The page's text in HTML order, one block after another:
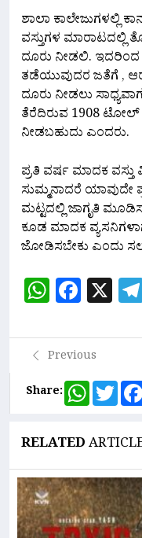
ಶಾಲಾ ಕಾಲೇಜುಗಳಲ್ಲಿ
ವಸ್ತುಗಳ ಮಾರಾಟದಲ್ಲಿ
ದೂರು ನೀಡಲಿ. ಇದರಿಂದ
ತಡೆಯುವುದರ ಜತೆಗೆ ,
ದೂರು ನೀಡಲು
ತೆರೆದಿರುವ 1908 ಟೋಲ್‌
ನೀಡಬಹುದು ಎಂದರು.
ಪ್ರತಿ ವರ್ಷ ಮಾದಕ
ಸುಮ್ಮನಾದರೆ ಯಾವುದೇ
ಮಟ್ಟದಲ್ಲಿ ಜಾಗೃತಿ
ಕೂಡ ಮಾದಕ
ಜೋಡಿಸಬೇಕು ಎಂದು
X
Previous
Share:
RELATED